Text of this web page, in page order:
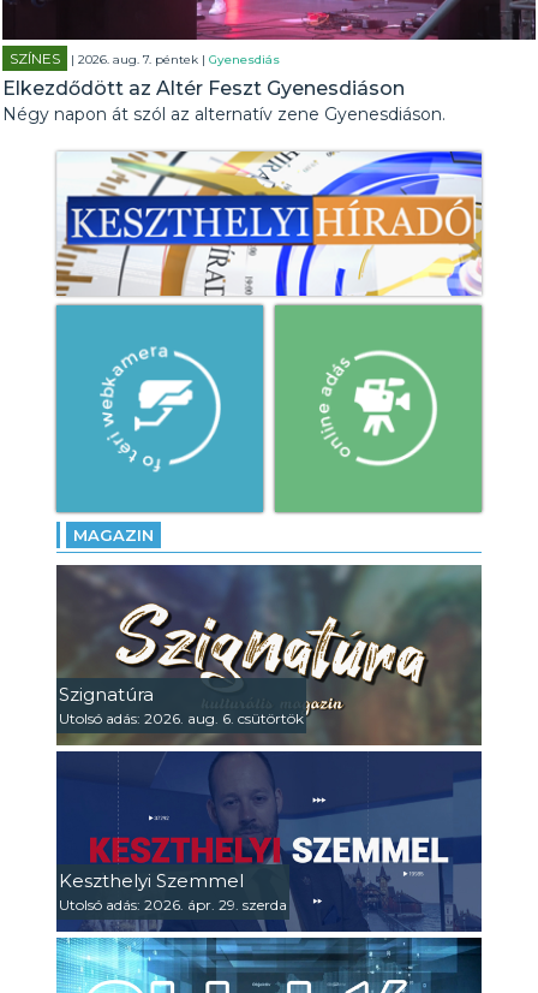
SZÍNES | 2026. aug. 7. péntek |Gyenesdiás
Elkezdődött az Altér Feszt Gyenesdiáson
Négy napon át szól az alternatív zene Gyenesdiáson.
MAGAZIN
Szignatúra
Utolsó adás: 2026. aug. 6. csütörtök
Keszthelyi Szemmel
Utolsó adás: 2026. ápr. 29. szerda